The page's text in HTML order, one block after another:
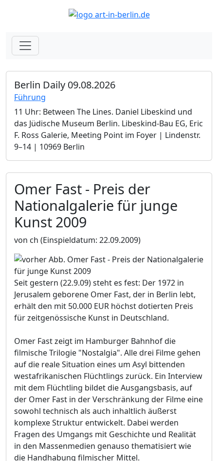
Berlin Daily 09.08.2026
Führung
11 Uhr: Between The Lines. Daniel Libeskind und
das Jüdische Museum Berlin.­ Libeskind-Bau EG, Eric
F. Ross Galerie, Meeting Point im Foyer | Lindenstr.
9–14 | 10969 Berlin
Omer Fast - Preis der
Nationalgalerie für junge
Kunst 2009
von ch (Einspieldatum: 22.09.2009)
Seit gestern (22.9.09) steht es fest: Der 1972 in
Jerusalem geborene Omer Fast, der in Berlin lebt,
erhält den mit 50.000 EUR höchst dotierten Preis
für zeitgenössische Kunst in Deutschland.
Omer Fast zeigt im Hamburger Bahnhof die
filmische Trilogie "Nostalgia". Alle drei Filme gehen
auf die reale Situation eines um Asyl bittenden
westafrikanischen Flüchtlings zurück. Ein Interview
mit dem Flüchtling bildet die Ausgangsbasis, auf
der Omer Fast in der Verschränkung der Filme eine
sowohl technisch als auch inhaltlich äußerst
komplexe Struktur entwickelt. Dabei werden
Fragen des Umgangs mit Geschichte und Realität
in den Massenmedien genauso thematisiert wie
die Handhabung filmischer Mittel.